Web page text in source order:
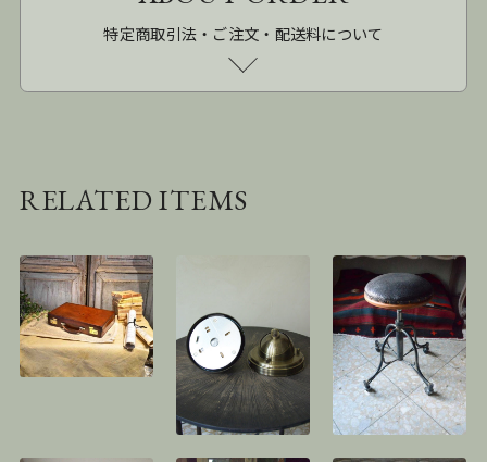
特定商取引法・ご注文・配送料について
RELATED ITEMS